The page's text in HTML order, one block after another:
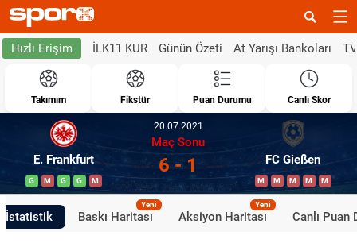
Hızlı Erişim İLK11 KUR Günün Özeti At Yarışı Bankoları
Takımım Fikstür Puan Durumu Canlı Skor
E. Frankfurt
G M G G M
20.07.2021
Maç Sonu
6 - 1 FC Gießen
M M M M M
İstatistik Baskı Haritası
Yeni
Aksiyon Haritası
Yeni
Canlı Puan